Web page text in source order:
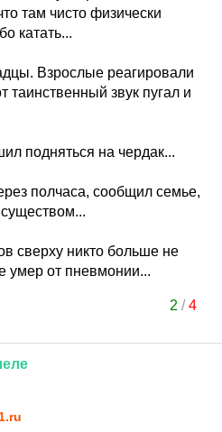
там чисто физически
катать...
Взрослые реагировали
таинственный звук пугал и
подняться на чердак...
полчаса, сообщил семье,
сверху никто больше не
умер от пневмонии...
2 /4